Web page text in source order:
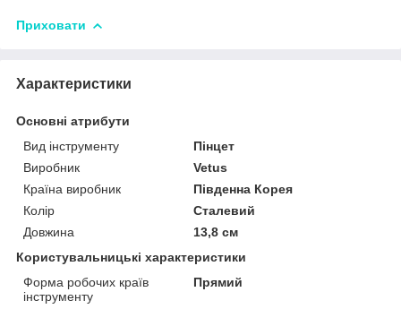
Приховати
Характеристики
Основні атрибути
Вид інструменту
Пінцет
Виробник
Vetus
Країна виробник
Південна Корея
Колір
Сталевий
Довжина
13,8 см
Користувальницькі характеристики
Форма робочих країв
інструменту
Прямий